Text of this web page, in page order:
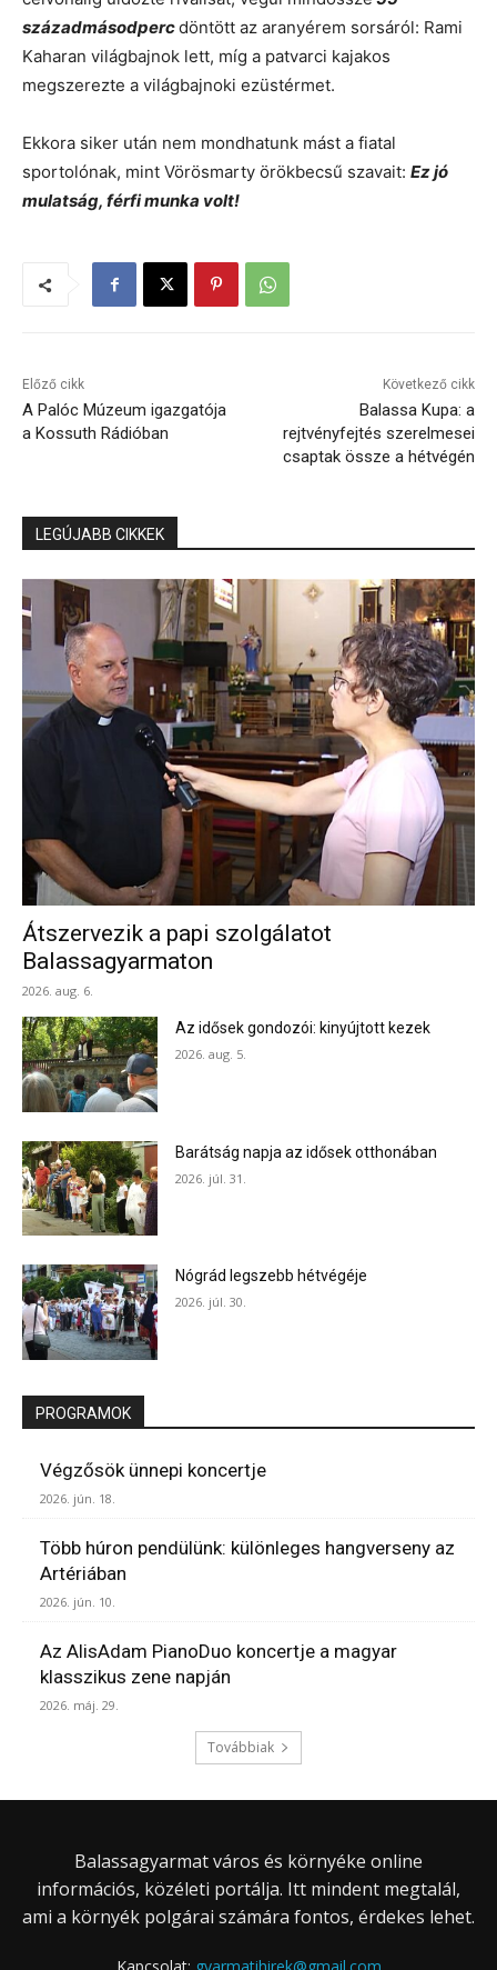
századmásodpercdöntött az aranyérem sorsáról: Rami
Kaharan világbajnok lett, míg a patvarci kajakos
megszerezte a világbajnoki ezüstérmet.
Ekkora siker után nem mondhatunk mást a fiatal
sportolónak, mint Vörösmarty örökbecsű szavait: Ez jó
mulatság, férfi munka volt!
Előző cikk
A Palóc Múzeum igazgatója
a Kossuth Rádióban
Következő cikk
Balassa Kupa: a
rejtvényfejtés szerelmesei
csaptak össze a hétvégén
LEGÚJABB CIKKEK
Átszervezik a papi szolgálatot
Balassagyarmaton
2026. aug. 6.
Az idősek gondozói: kinyújtott kezek
2026. aug. 5.
Barátság napja az idősek otthonában
2026. júl. 31.
Nógrád legszebb hétvégéje
2026. júl. 30.
PROGRAMOK
Végzősök ünnepi koncertje
2026. jún. 18.
Több húron pendülünk: különleges hangverseny az
Artériában
2026. jún. 10.
Az AlisAdam PianoDuo koncertje a magyar
klasszikus zene napján
2026. máj. 29.
Továbbiak
Balassagyarmat város és környéke online
információs, közéleti portálja. Itt mindent megtalál,
ami a környék polgárai számára fontos, érdekes lehet.